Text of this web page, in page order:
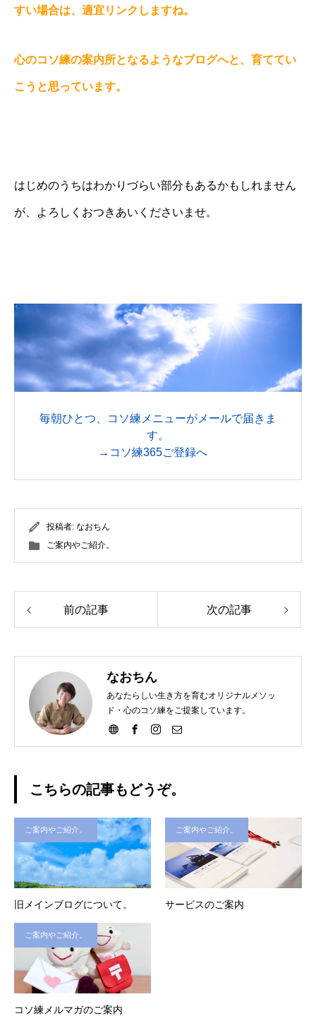
すい場合は、適宜リンクしますね。
心のコソ練の案内所となるようなブログへと、育ててい
こうと思っています。
はじめのうちはわかりづらい部分もあるかもしれません
が、よろしくおつきあいくださいませ。
毎朝ひとつ、コソ練メニューがメールで届きま
す。
→コソ練365ご登録へ
投稿者: なおちん
ご案内やご紹介。
前の記事 次の記事
なおちん
あなたらしい生き方を育むオリジナルメソッ
ド・心のコソ練をご提案しています。
こちらの記事もどうぞ。
ご案内やご紹介。
旧メインブログについて。
ご案内やご紹介。
サービスのご案内
ご案内やご紹介。
コソ練メルマガのご案内